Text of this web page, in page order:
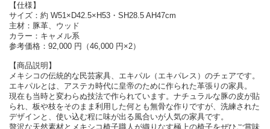
【仕様】
サイズ：約 W51×D42.5×H53・SH28.5 AH47cm
主材：豚革、ウッド
カラー：キャメル系
参考価格：92,000 円（46,000 円×2）
【商品説明】
メキシコの伝統的な民芸家具、エキパル（エキパレス）のチェアです。
エキパルとは、アステカ時代に皇帝のために作られた革張りの家具。
現在も当時と変わらぬ技法で作られています。ナチュラルな豚の皮が貼
られ、板や枝をそのまま利用した何とも無骨な作りですが、洗練された
デザインと、使い込む程に味が出る風合いが人気の家具です。
贅沢な天然素材とメキシコ椅子職人が織りなす極上の椅子をぜひご賞味